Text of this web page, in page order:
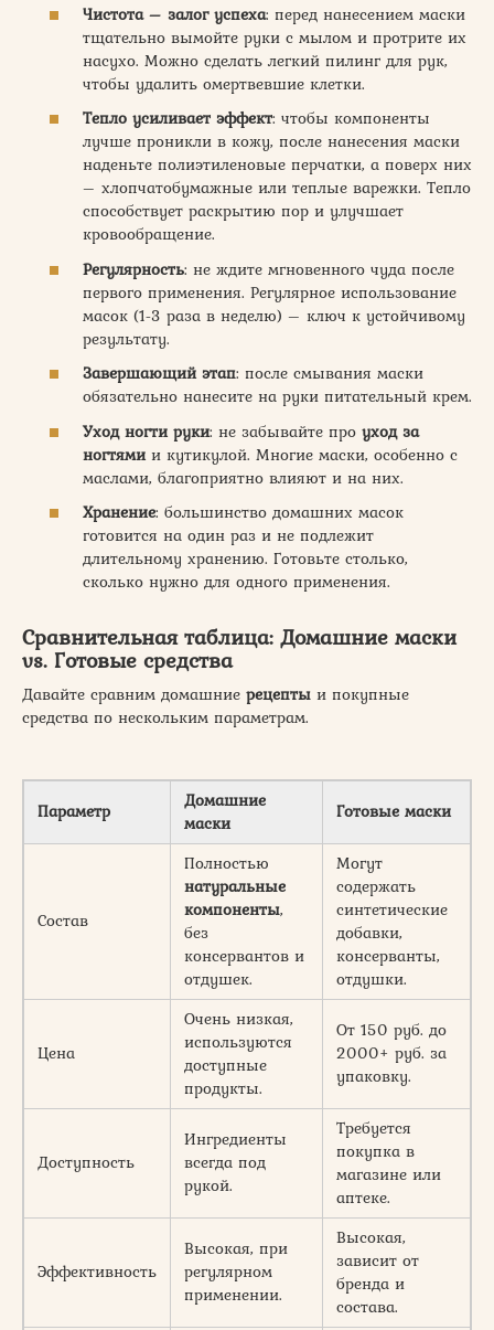
Чистота – залог успеха: перед нанесением маски
тщательно вымойте руки с мылом и протрите их
насухо. Можно сделать легкий пилинг для рук,
чтобы удалить омертвевшие клетки.
Тепло усиливает эффект: чтобы компоненты
лучше проникли в кожу, после нанесения маски
наденьте полиэтиленовые перчатки, а поверх них
– хлопчатобумажные или теплые варежки. Тепло
способствует раскрытию пор и улучшает
кровообращение.
Регулярность: не ждите мгновенного чуда после
первого применения. Регулярное использование
масок (1-3 раза в неделю) – ключ к устойчивому
результату.
Завершающий этап: после смывания маски
обязательно нанесите на руки питательный крем.
Уход ногти руки: не забывайте про уход за
ногтямии кутикулой. Многие маски, особенно с
маслами, благоприятно влияют и на них.
Хранение: большинство домашних масок
готовится на один раз и не подлежит
длительному хранению. Готовьте столько,
сколько нужно для одного применения.
Сравнительная таблица: Домашние маски
vs. Готовые средства
Давайте сравним домашние рецепты и покупные
средства по нескольким параметрам.
Параметр
Домашние
маски
Готовые маски
Состав
Полностью
натуральные
компоненты,
без
консервантов и
отдушек.
Могут
содержать
синтетические
добавки,
консерванты,
отдушки.
Цена
Очень низкая,
используются
доступные
продукты.
От 150 руб. до
2000+ руб. за
упаковку.
Доступность
Ингредиенты
всегда под
рукой.
Требуется
покупка в
магазине или
аптеке.
Эффективность
Высокая, при
регулярном
применении.
Высокая,
зависит от
бренда и
состава.